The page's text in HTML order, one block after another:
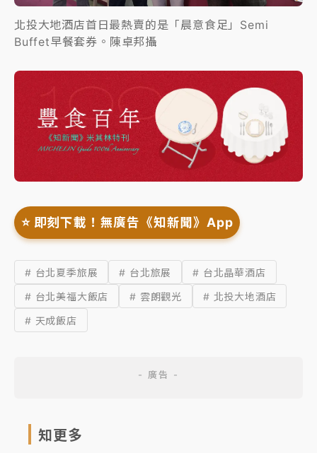
北投大地酒店首日最熱賣的是「晨意食足」Semi
Buffet早餐套券。陳卓邦攝
⭐️ 即刻下載！無廣告《知新聞》App
# 台北夏季旅展 # 台北旅展
# 台北晶華酒店
# 台北美福大飯店
# 雲朗觀光
# 北投大地酒店
# 天成飯店
知更多